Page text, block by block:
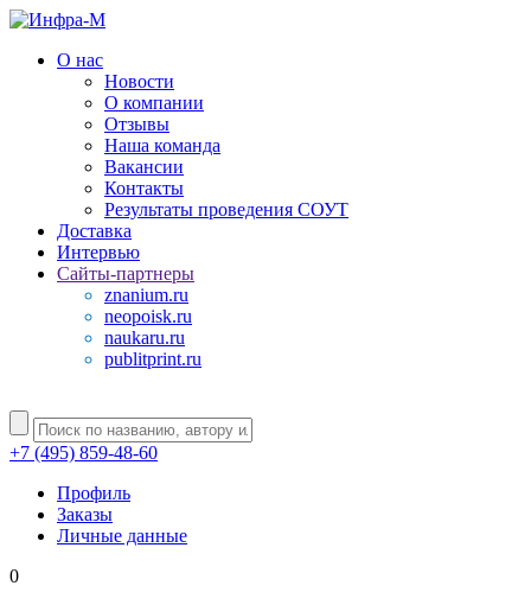
О нас
Новости
О компании
Отзывы
Наша команда
Вакансии
Контакты
Результаты проведения СОУТ
Доставка
Интервью
Сайты-партнеры
znanium.ru
neopoisk.ru
naukaru.ru
publitprint.ru
+7 (495) 859-48-60
Профиль
Заказы
Личные данные
0